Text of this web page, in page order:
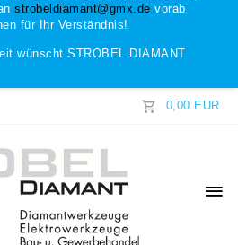
strobeldiamant@gmx.de vorab
für Ihr Verständnis!
wünscht STROBEL DIAMANT
0,00 EUR